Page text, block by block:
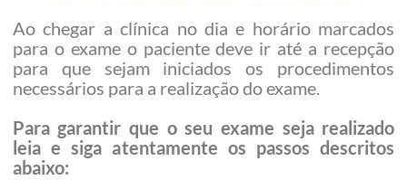
Ao chegar a clínica no dia e horário marcados
para o exame o paciente deve ir até a recepção
para que sejam iniciados os procedimentos
necessários para a realização do exame.
Para garantir que o seu exame seja realizado
leia e siga atentamente os passos descritos
abaixo: